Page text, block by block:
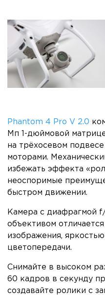
Phantom 4 Pro V 2.0
Мп 1-дюймовой
на трёхосевом
моторами.
избежать эффекта
неоспоримые
быстром движении.
Камера с диафрагмой
объективом
изображения,
цветопередачи.
Снимайте в высоком
60 кадров в секунду
создавайте ролики с